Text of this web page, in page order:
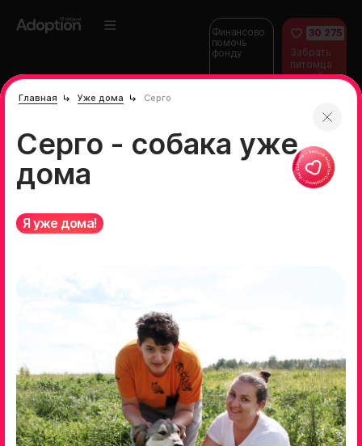
Финансово
помочь
фонду
30 275
Забрать
питомца
домой
Главная Уже дома Серго
Серго - собака уже
дома
Я уже дома!